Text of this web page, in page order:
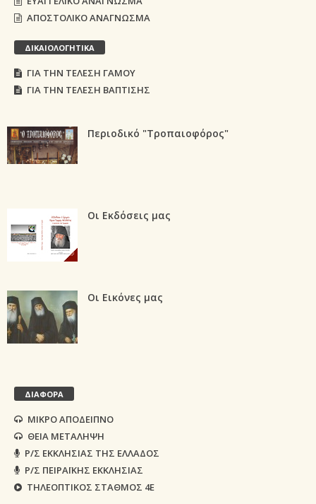
ΑΠΟΣΤΟΛΙΚΟ ΑΝΑΓΝΩΣΜΑ
ΔΙΚΑΙΟΛΟΓΗΤΙΚΑ
ΓΙΑ ΤΗΝ ΤΕΛΕΣΗ ΓΑΜΟΥ
ΓΙΑ ΤΗΝ ΤΕΛΕΣΗ ΒΑΠΤΙΣΗΣ
Περιοδικό "Τροπαιοφόρος"
Οι Εκδόσεις μας
Οι Εικόνες μας
ΔΙΑΦΟΡΑ
ΜΙΚΡΟ ΑΠΟΔΕΙΠΝΟ
ΘΕΙΑ ΜΕΤΑΛΗΨΗ
Ρ/Σ ΕΚΚΛΗΣΙΑΣ ΤΗΣ ΕΛΛΑΔΟΣ
Ρ/Σ ΠΕΙΡΑΪΚΗΣ ΕΚΚΛΗΣΙΑΣ
ΤΗΛΕΟΠΤΙΚΟΣ ΣΤΑΘΜΟΣ 4Ε